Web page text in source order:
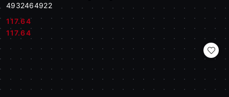
4932464922
Cena:
117.64
Cena:
117.64